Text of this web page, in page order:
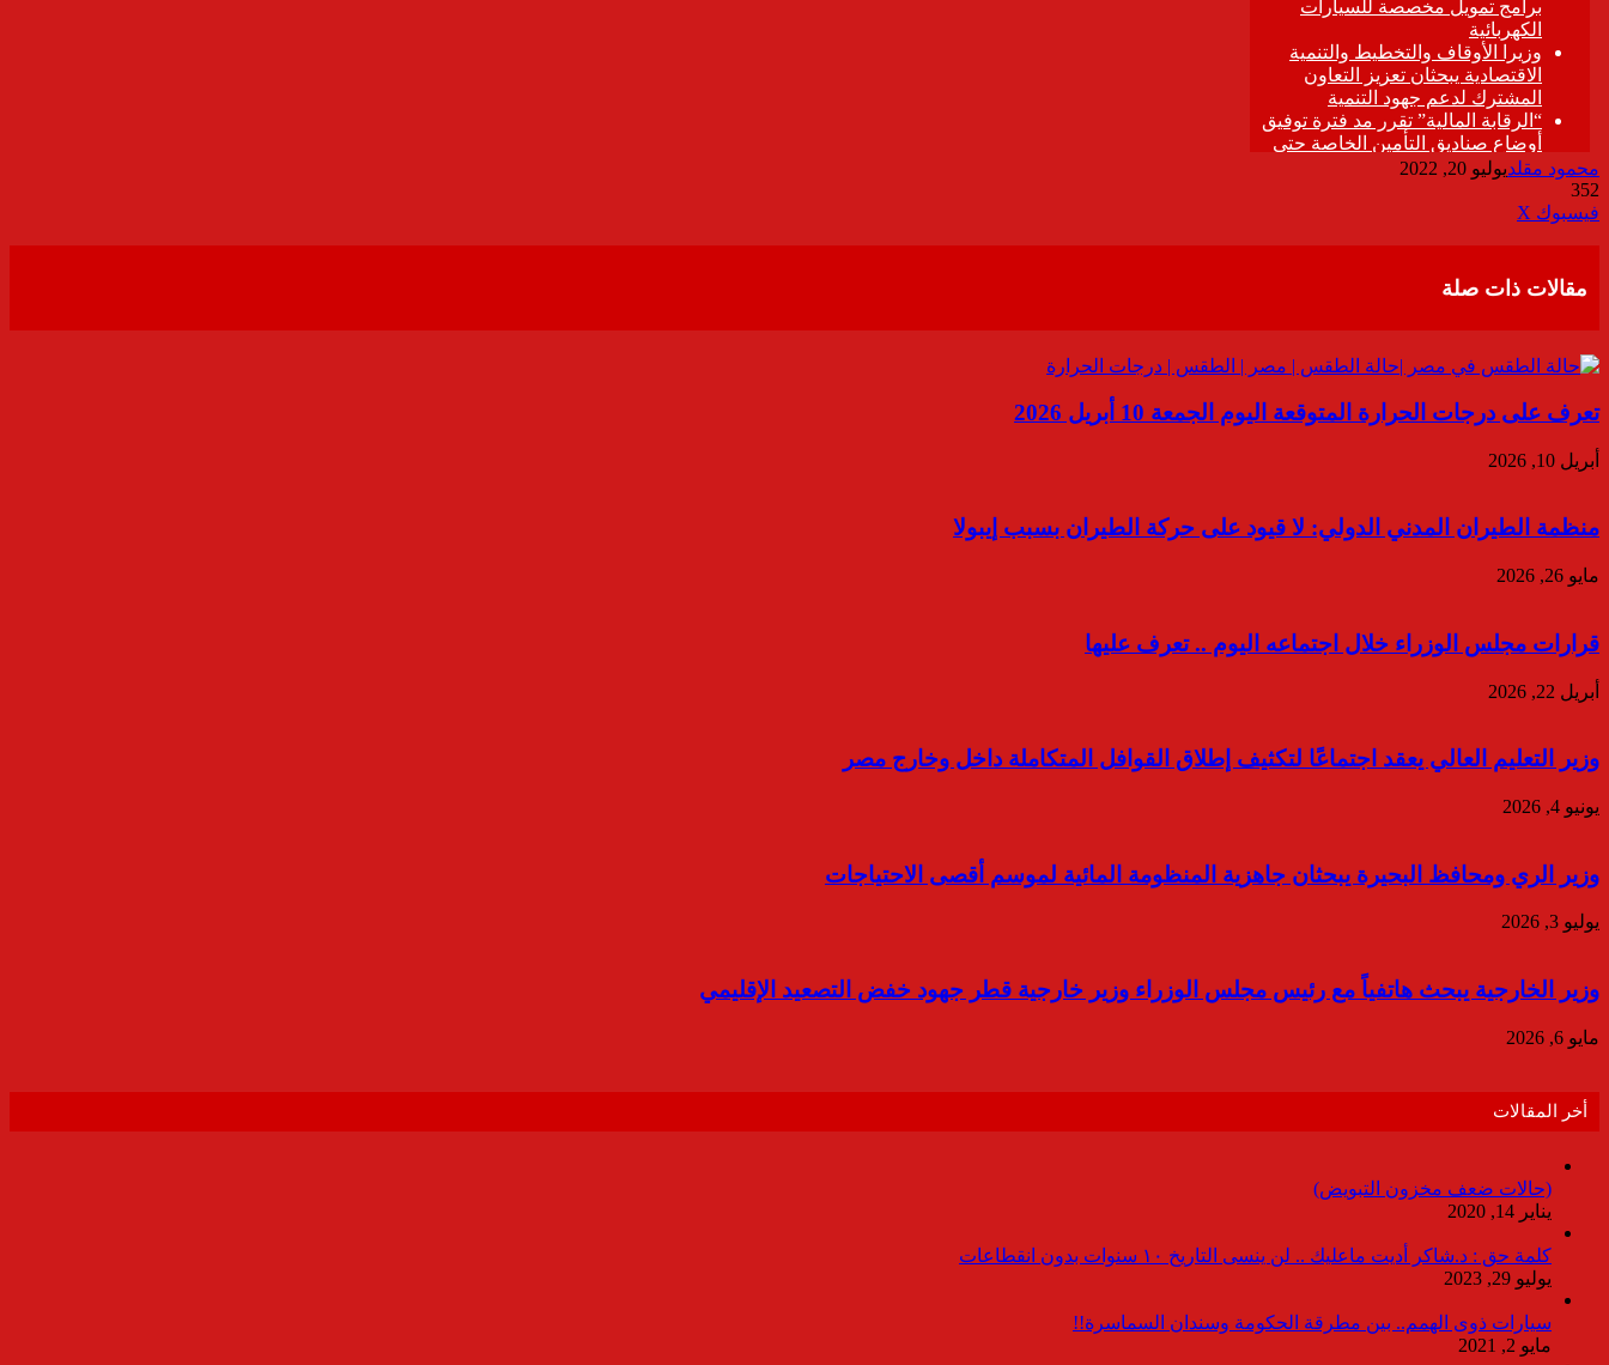
محمود مقلديوليو 20, 2022
352
فيسبوك ‫X
مقالات ذات صلة
تعرف على درجات الحرارة المتوقعة اليوم الجمعة 10 أبريل 2026
أبريل 10, 2026
منظمة الطيران المدني الدولي: لا قيود على حركة الطيران بسبب إيبولا
مايو 26, 2026
قرارات مجلس الوزراء خلال اجتماعه اليوم .. تعرف عليها
أبريل 22, 2026
وزير التعليم العالي يعقد اجتماعًا لتكثيف إطلاق القوافل المتكاملة داخل وخارج مصر
يونيو 4, 2026
وزير الري ومحافظ البحيرة يبحثان جاهزية المنظومة المائية لموسم أقصى الاحتياجات
يوليو 3, 2026
وزير الخارجية يبحث هاتفياً مع رئيس مجلس الوزراء وزير خارجية قطر جهود خفض التصعيد الإقليمي
مايو 6, 2026
أخر المقالات
(حالات ضعف مخزون التبويض)
يناير 14, 2020
كلمة حق : د.شاكر أديت ماعليك .. لن ينسى التاريخ ١٠ سنوات بدون انقطاعات
يوليو 29, 2023
سيارات ذوى الهمم.. بين مطرقة الحكومة وسندان السماسرة!!
مايو 2, 2021